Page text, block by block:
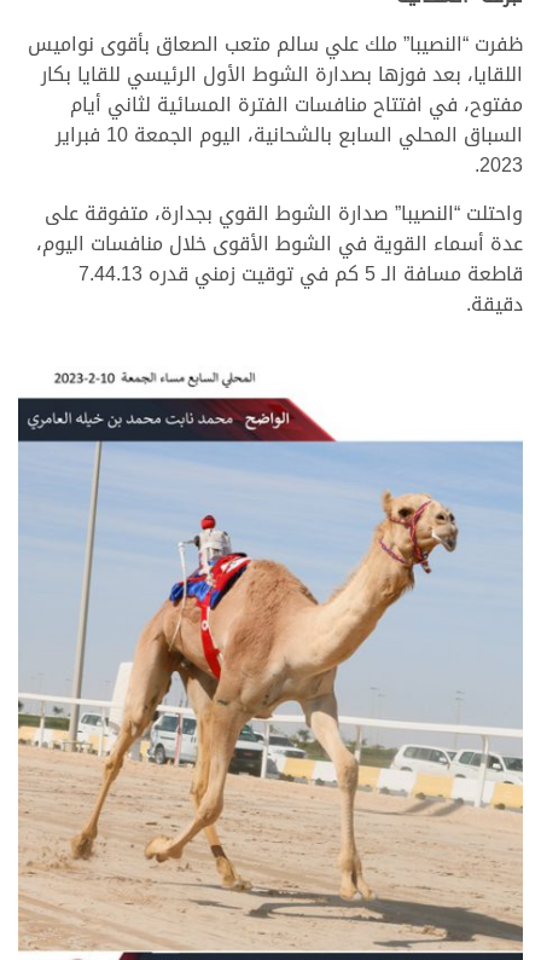
ظفرت “النصيبا” ملك علي سالم متعب الصعاق بأقوى نواميس
اللقايا، بعد فوزها بصدارة الشوط الأول الرئيسي للقايا بكار
مفتوح، في افتتاح منافسات الفترة المسائية لثاني أيام
السباق المحلي السابع بالشحانية، اليوم الجمعة 10 فبراير
2023.
واحتلت “النصيبا” صدارة الشوط القوي بجدارة، متفوقة على
عدة أسماء القوية في الشوط الأقوى خلال منافسات اليوم،
قاطعة مسافة الـ 5 كم في توقيت زمني قدره 7.44.13
دقيقة.